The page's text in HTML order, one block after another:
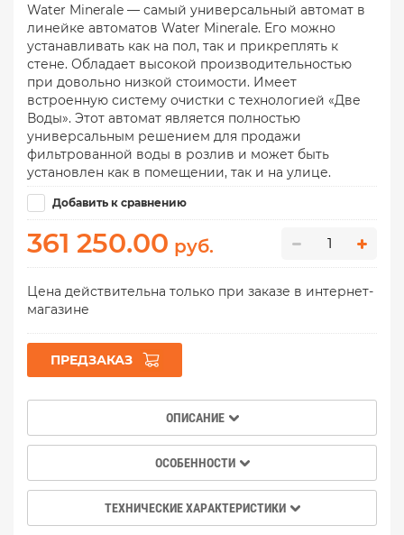
Water Minerale — самый универсальный автомат в
линейке автоматов Water Minerale. Его можно
устанавливать как на пол, так и прикреплять к
стене. Обладает высокой производительностью
при довольно низкой стоимости. Имеет
встроенную систему очистки с технологией «Две
Воды». Этот автомат является полностью
универсальным решением для продажи
фильтрованной воды в розлив и может быть
установлен как в помещении, так и на улице.
Добавить к сравнению
361 250.00 руб.
Цена действительна только при заказе в интернет-
магазине
ПРЕДЗАКАЗ
ОПИСАНИЕ
ОСОБЕННОСТИ
ТЕХНИЧЕСКИЕ ХАРАКТЕРИСТИКИ